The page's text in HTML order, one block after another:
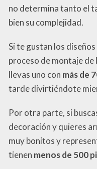
no determina tanto el
bien su complejidad.
Si te gustan los
proceso de montaje
llevas uno con más de
tarde divirtiéndote
Por otra parte, si
decoración y quieres
muy bonitos y
tienen menos de 500